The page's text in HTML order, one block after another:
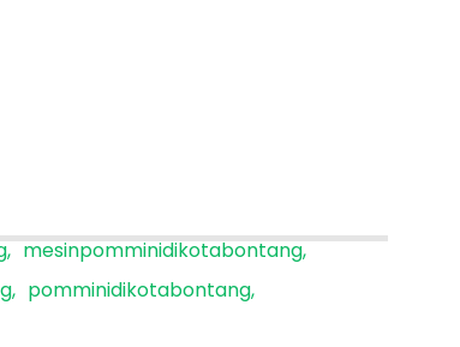
mesinpomminidikotabontang
pomminidikotabontang